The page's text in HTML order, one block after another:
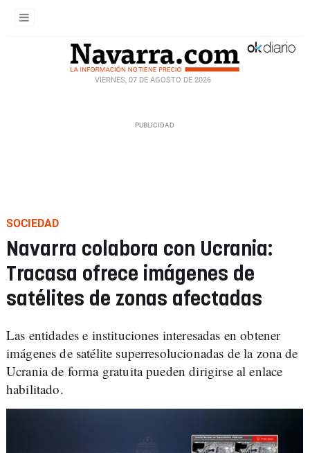
VIERNES, 07 DE AGOSTO DE 2026
SOCIEDAD
Navarra colabora con Ucrania:
Tracasa ofrece imágenes de
satélites de zonas afectadas
Las entidades e instituciones interesadas en obtener
imágenes de satélite superresolucionadas de la zona de
Ucrania de forma gratuita pueden dirigirse al enlace
habilitado.